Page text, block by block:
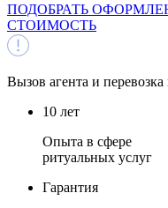
ПОДОБРАТЬ
СТОИМОСТЬ
Вызов агента и
10 лет
Опыта в сфере
ритуальных услуг
Гарантия